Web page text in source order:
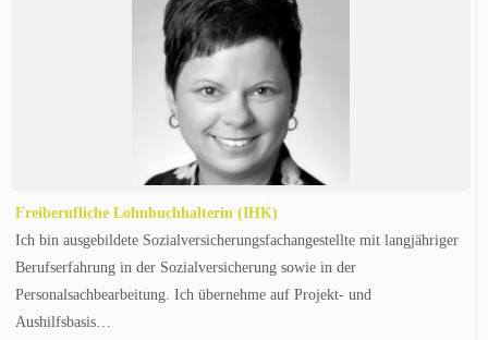
Freiberufliche Lohnbuchhalterin (IHK)
Ich bin ausgebildete Sozialversicherungsfachangestellte mit langjähriger
Berufserfahrung in der Sozialversicherung sowie in der
Personalsachbearbeitung. Ich übernehme auf Projekt- und
Aushilfsbasis…